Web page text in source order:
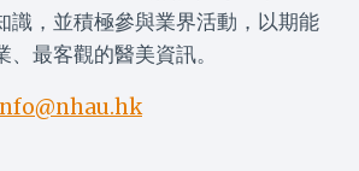
識，並積極參與業界活動，以期能
最客觀的醫美資訊。